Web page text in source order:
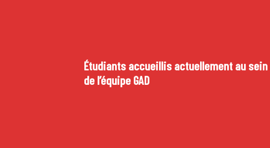
Étudiants accueillis actuellement au sein
de l’équipe GAD